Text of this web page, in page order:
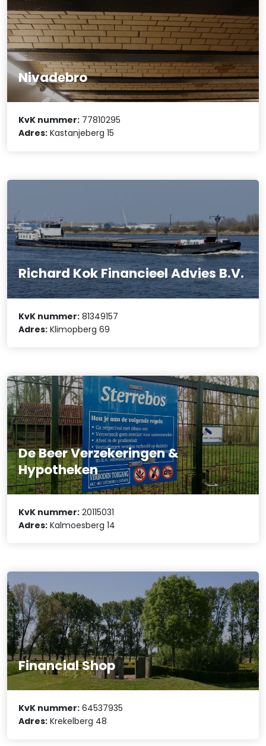
Nivadebro
KvK nummer: 77810295
Adres: Kastanjeberg 15
Richard Kok Financieel Advies B.V.
KvK nummer: 81349157
Adres: Klimopberg 69
De Beer Verzekeringen &
Hypotheken
KvK nummer: 20115031
Adres: Kalmoesberg 14
Financial Shop
KvK nummer: 64537935
Adres: Krekelberg 48